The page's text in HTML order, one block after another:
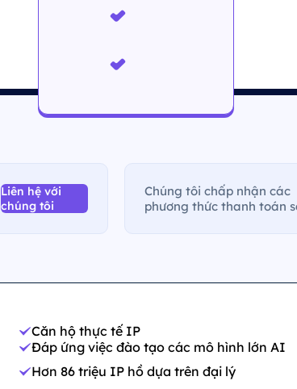
Liên hệ với
chúng tôi
Chúng tôi chấp nhận các
phương thức thanh toán
Căn hộ thực tế IP
Đáp ứng việc đào tạo các mô hình lớn AI
Hơn 86 triệu IP hồ dựa trên đại lý